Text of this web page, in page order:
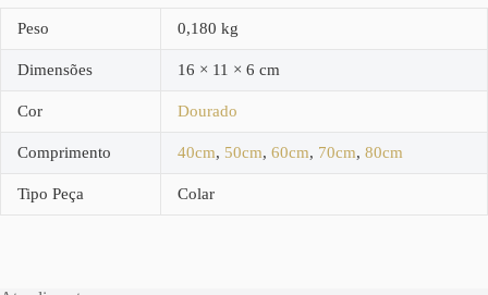
Peso 0,180 kg
Dimensões 16 × 11 × 6 cm
Cor Dourado
Comprimento 40cm, 50cm, 60cm, 70cm, 80cm
Tipo Peça Colar